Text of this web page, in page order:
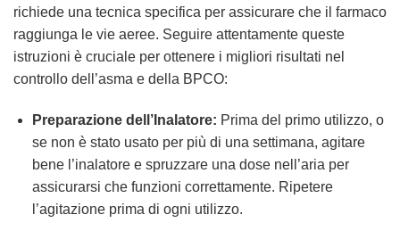
richiede una tecnica specifica per assicurare che il farmaco
raggiunga le vie aeree. Seguire attentamente queste
istruzioni è cruciale per ottenere i migliori risultati nel
controllo dell’asma e della BPCO:
Preparazione dell’Inalatore: Prima del primo utilizzo, o
se non è stato usato per più di una settimana, agitare
bene l’inalatore e spruzzare una dose nell’aria per
assicurarsi che funzioni correttamente. Ripetere
l’agitazione prima di ogni utilizzo.